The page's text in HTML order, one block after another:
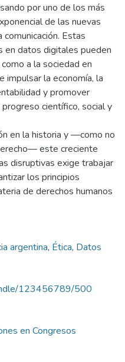
por uno de los más
de las nuevas
Estas
en datos digitales pueden
a la sociedad en
impulsar la economía, la
y promover
científico, social y
en la historia y —como no
este creciente
disruptivas exige trabajar
los principios
de derechos humanos
argentina, Ética, Datos
123456789/500
en Congresos